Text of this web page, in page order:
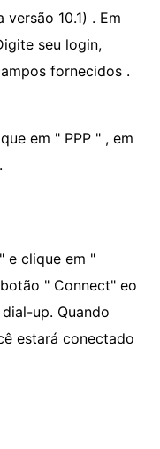
10.1) . Em
seu login,
fornecidos .
em " PPP " , em
e clique em "
" Connect" eo
up. Quando
estará conectado